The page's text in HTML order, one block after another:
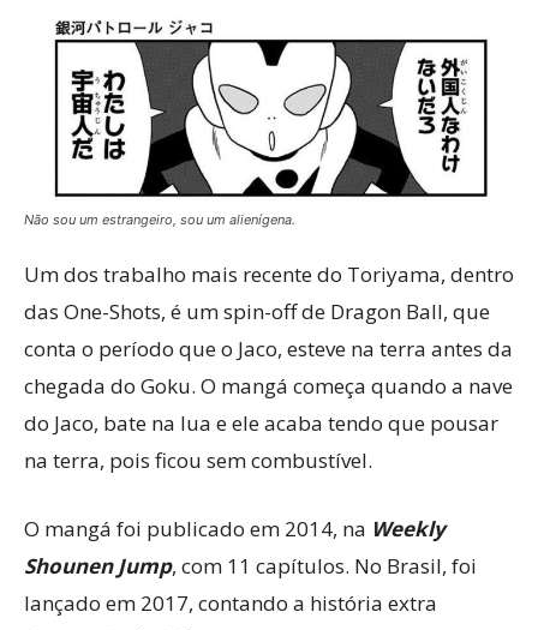
Não sou um estrangeiro, sou um alienígena.
Um dos trabalho mais recente do Toriyama, dentro
das One-Shots, é um spin-off de Dragon Ball, que
conta o período que o Jaco, esteve na terra antes da
chegada do Goku. O mangá começa quando a nave
do Jaco, bate na lua e ele acaba tendo que pousar
na terra, pois ficou sem combustível.
O mangá foi publicado em 2014, na Weekly
Shounen Jump, com 11 capítulos. No Brasil, foi
lançado em 2017, contando a história extra